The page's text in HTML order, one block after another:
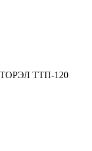
ТОРЭЛ ТТП-120